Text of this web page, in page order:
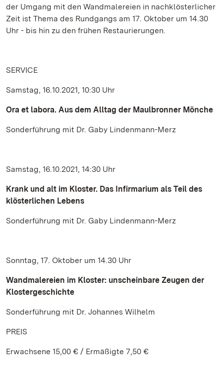
der Umgang mit den Wandmalereien in nachklösterlicher
Zeit ist Thema des Rundgangs am 17. Oktober um 14.30
Uhr - bis hin zu den frühen Restaurierungen.
SERVICE
Samstag, 16.10.2021, 10:30 Uhr
Ora et labora. Aus dem Alltag der Maulbronner Mönche
Sonderführung mit Dr. Gaby Lindenmann-Merz
Samstag, 16.10.2021, 14:30 Uhr
Krank und alt im Kloster. Das Infirmarium als Teil des
klösterlichen Lebens
Sonderführung mit Dr. Gaby Lindenmann-Merz
Sonntag, 17. Oktober um 14.30 Uhr
Wandmalereien im Kloster: unscheinbare Zeugen der
Klostergeschichte
Sonderführung mit Dr. Johannes Wilhelm
PREIS
Erwachsene 15,00 € / Ermäßigte 7,50 €